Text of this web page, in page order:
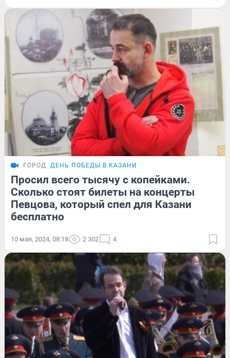
ГОРОД ДЕНЬ ПОБЕДЫ В КАЗАНИ
Просил всего тысячу с копейками.
Сколько стоят билеты на концерты
Певцова, который спел для Казани
бесплатно
10 мая, 2024, 08:18 2 302 4